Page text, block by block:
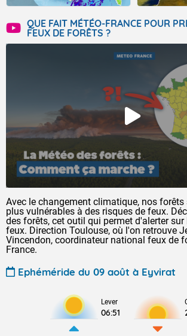
QUE FAIT MÉTÉO-FRANCE POUR
FEUX DE FORÊTS ?
Avec le changement climatique, nos forêts
plus vulnérables à des risques de feux.
des forêts, cet outil qui permet d'alerter sur
feux. Direction Toulouse, où l'on retrouve
Vincendon, coordinateur national feux de
France.
Ephéméride du 09 août à Eyvirat
Lever
06:51